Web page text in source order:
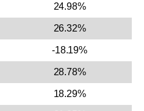
24.98%
26.32%
-18.19%
28.78%
18.29%